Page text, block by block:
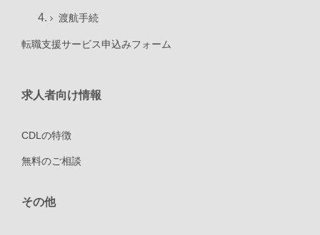
渡航手続
転職支援サービス申込みフォーム
求人者向け情報
CDLの特徴
無料のご相談
その他